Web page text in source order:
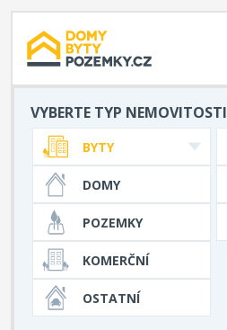
VYBERTE TYP NEMOVITOSTI
BYTY
DOMY
POZEMKY
KOMERČNÍ
OSTATNÍ